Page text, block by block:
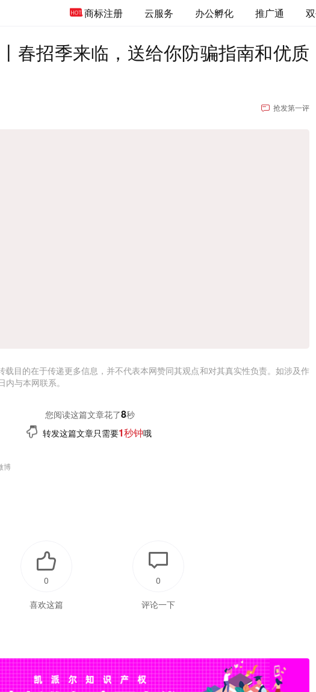
商标注册 云服务 办公孵化 推广通
春招季来临，送给你防骗指南和优质
抢发第一评
目的在于传递更多信息，并不代表本网赞同其观点和对其真实性负责。如涉及作
与本网联系。
您阅读这篇文章花了9秒
转发这篇文章只需要1秒钟哦
博
喜欢这篇
0
评论一下
0